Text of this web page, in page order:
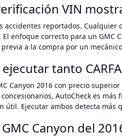
VIN
accidentes reportados. Cualquier
El enfoque correcto para un
previa a la compra por un
tanto
Canyon 2016 con precio
AutoCheck es
útil. Ejecutar ambos detecta más
GMC Canyon del